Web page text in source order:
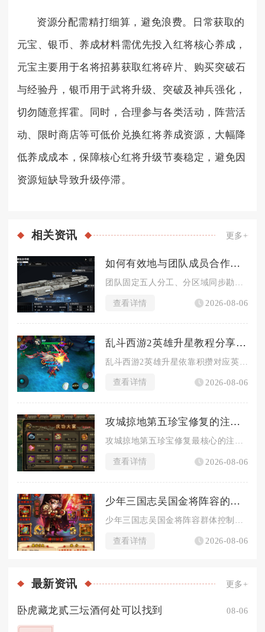
资源分配需精打细算，避免浪费。日常获取的
元宝、银币、养成材料需优先投入红将核心养成，
元宝主要用于名将招募获取红将碎片、购买突破石
与经验丹，银币用于武将升级、突破及神兵强化，
切勿随意挥霍。同时，合理参与各类活动，阵营活
动、限时商店等可低价兑换红将养成资源，大幅降
低养成成本，保障核心红将升级节奏稳定，避免因
资源短缺导致升级停滞。
相关资讯 更多+
如何有效地与团队成员合作完成无尽的拉格朗日调查任务
查看详情 2026-08-06
乱斗西游2英雄升星教程分享一下
查看详情 2026-08-06
攻城掠地第五珍宝修复的注意事项是什么
攻城掠地第五珍宝修复最核心的注意事项集中在前置战力达标规划、...
查看详情 2026-08-06
少年三国志吴国金将阵容的群体控制能力如何
查看详情 2026-08-06
最新资讯 更多+
卧虎藏龙贰三坛酒何处可以找到 08-06